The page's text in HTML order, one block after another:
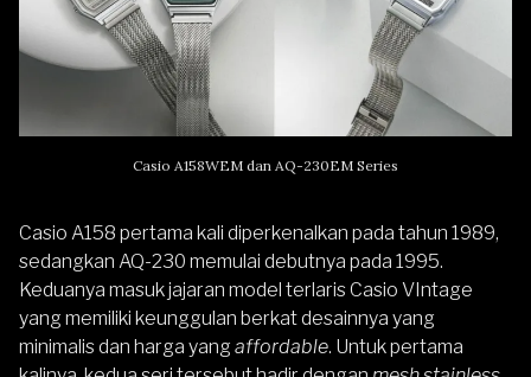
Casio A158WEM dan AQ-230EM Series
Casio A158 pertama kali diperkenalkan pada tahun 1989,
sedangkan AQ-230 memulai debutnya pada 1995.
Keduanya masuk jajaran model terlaris Casio VIntage
yang memiliki keunggulan berkat desainnya yang
minimalis dan harga yang affordable. Untuk pertama